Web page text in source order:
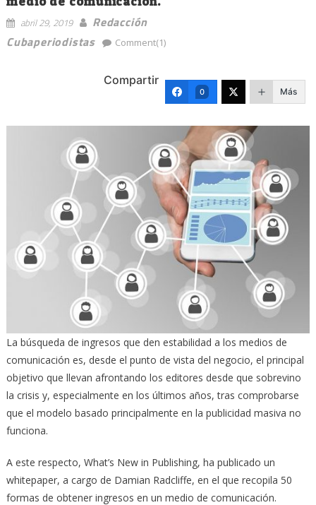
abril 29, 2019
Redacción
Cubaperiodistas
Comment(1)
Compartir
0 Más
La búsqueda de ingresos que den estabilidad a los medios de
comunicación es, desde el punto de vista del negocio, el principal
objetivo que llevan afrontando los editores desde que sobrevino
la crisis y, especialmente en los últimos años, tras comprobarse
que el modelo basado principalmente en la publicidad masiva no
funciona.
A este respecto, What’s New in Publishing, ha publicado un
whitepaper, a cargo de Damian Radcliffe, en el que recopila 50
formas de obtener ingresos en un medio de comunicación.